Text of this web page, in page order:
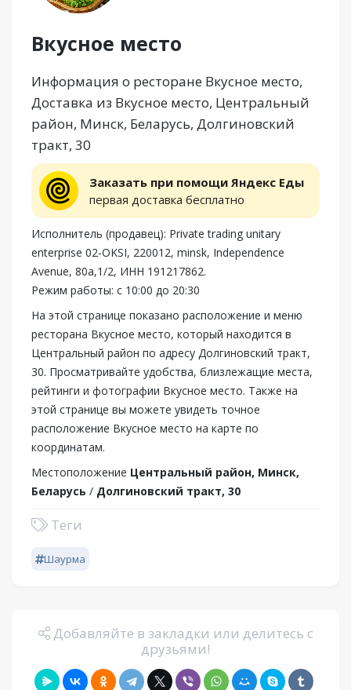
Вкусное место
Информация о ресторане Вкусное место,
Доставка из Вкусное место, Центральный
район, Минск, Беларусь, Долгиновский
тракт, 30
Заказать при помощи Яндекс Еды
первая доставка бесплатно
Исполнитель (продавец): Private trading unitary
enterprise 02-OKSI, 220012, minsk, Independence
Avenue, 80a,1/2, ИНН 191217862.
Режим работы: с 10:00 до 20:30
На этой странице показано расположение и меню
ресторана Вкусное место, который находится в
Центральный район по адресу Долгиновский тракт,
30. Просматривайте удобства, близлежащие места,
рейтинги и фотографии Вкусное место. Также на
этой странице вы можете увидеть точное
расположение Вкусное место на карте по
координатам.
Местоположение Центральный район, Минск,
Беларусь / Долгиновский тракт, 30
Теги
Шаурма
Добавляйте в закладки или делитесь с
друзьями!